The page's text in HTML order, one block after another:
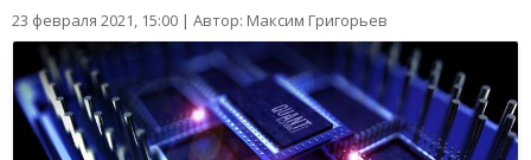
23 февраля 2021, 15:00 | Автор: Максим Григорьев